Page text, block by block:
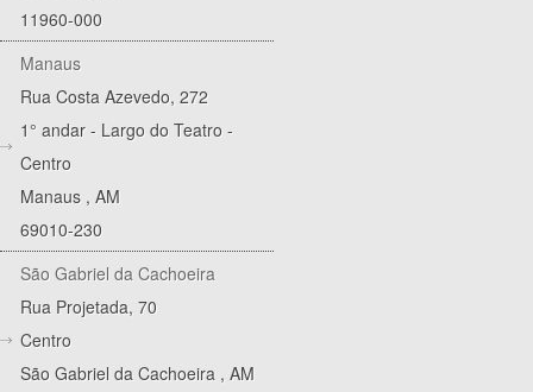
11960-000
Manaus
Rua Costa Azevedo, 272
1° andar - Largo do Teatro -
Centro
Manaus , AM
69010-230
São Gabriel da Cachoeira
Rua Projetada, 70
Centro
São Gabriel da Cachoeira , AM